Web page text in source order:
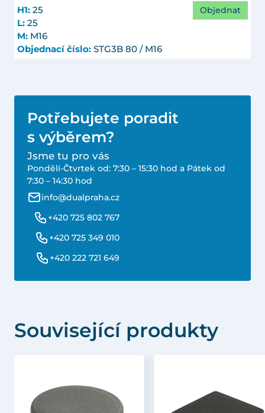
H1: 25
L: 25
M: M16
Objednací číslo: STG3B 80 / M16
Objednat
Potřebujete poradit
s výběrem?
Jsme tu pro vás
Pondělí-Čtvrtek od: 7:30 – 15:30 hod a Pátek od
7:30 – 14:30 hod
info@dualpraha.cz
+420 725 802 767
+420 725 349 010
+420 222 721 649
Související produkty